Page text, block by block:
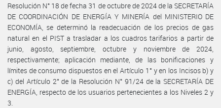
Resolución N° 18 de fecha 31 de octubre de 2024 de la SECRETARÍA
DE COORDINACIÓN DE ENERGÍA Y MINERÍA del MINISTERIO DE
ECONOMÍA, se determinó la readecuación de los precios de gas
natural en el PIST a trasladar a los cuadros tarifarios a partir de
junio, agosto, septiembre, octubre y noviembre de 2024,
respectivamente; aplicación mediante, de las bonificaciones y
límites de consumo dispuestos en el Artículo 1° y en los Incisos b) y
c) del Artículo 2° de la Resolución N° 91/24 de la SECRETARÍA DE
ENERGÍA, respecto de los usuarios pertenecientes a los Niveles 2 y
3.